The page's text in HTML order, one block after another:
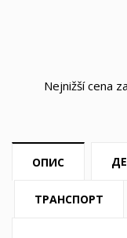
Nejnižší cena
ОПИС
ТРАНСПОРТ